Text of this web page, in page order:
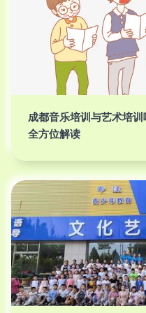
成都音乐培训与艺术培
全方位解读